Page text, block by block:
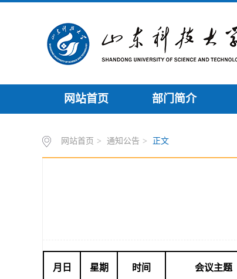
网站首页 部门简介
网站首页 > 通知公告 > 正文
月日 星期 时间 会议主题